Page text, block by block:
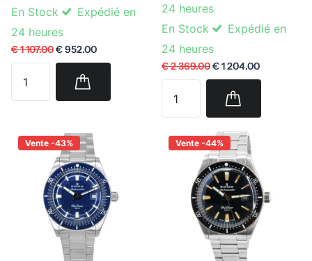
En Stock
Expédié en
24 heures
€ 1 107.00€ 952.00
24 heures
En Stock
Expédié en
24 heures
€ 2 369.00€ 1 204.00
Vente -43% Vente -44%